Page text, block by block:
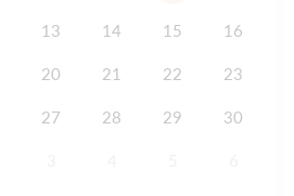
13 14 15 16
20 21 22 23
27 28 29 30